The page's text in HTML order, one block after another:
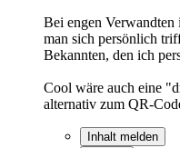
Bei engen Verwandten
man sich persönlich
Bekannten, den ich
Cool wäre auch eine
alternativ zum QR-
Inhalt melden